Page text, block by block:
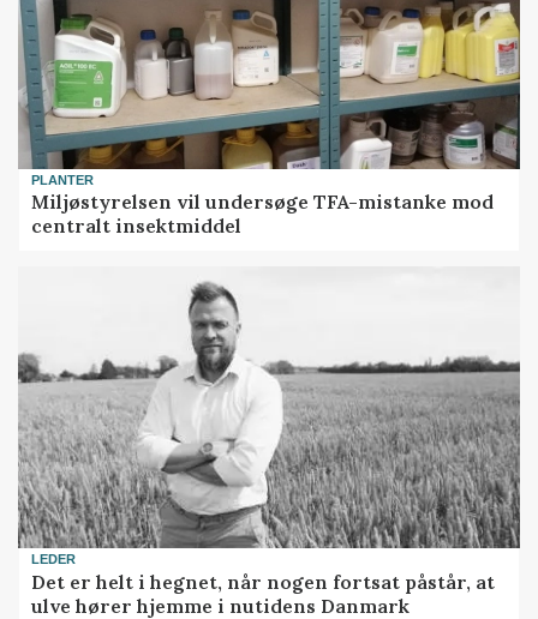
PLANTER
Miljøstyrelsen vil undersøge TFA-mistanke mod
centralt insektmiddel
LEDER
Det er helt i hegnet, når nogen fortsat påstår, at
ulve hører hjemme i nutidens Danmark